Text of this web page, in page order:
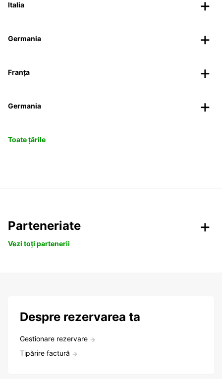
Italia
Germania
Franța
Germania
Toate țările
Parteneriate
Vezi toți partenerii
Despre rezervarea ta
Gestionare rezervare
Tipărire factură